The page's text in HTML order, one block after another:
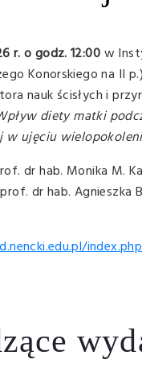
r. o godz. 12:00w
Konorskiego na II
nauk ścisłych i
diety matki
w ujęciu
dr hab. Monika M.
dr hab.